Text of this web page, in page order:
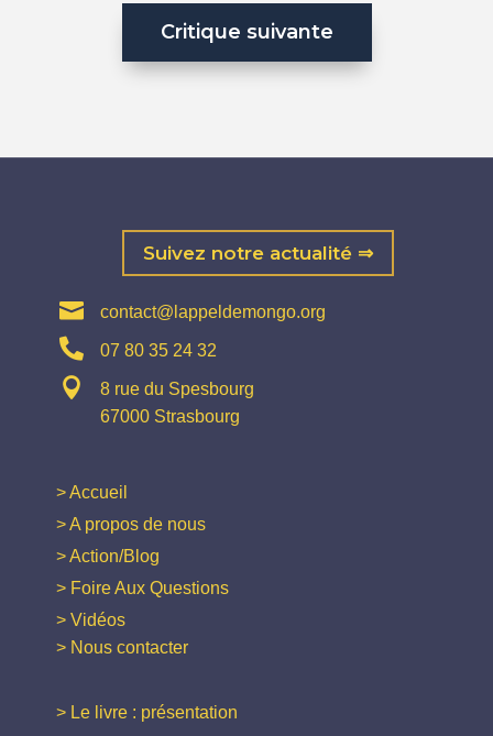
Critique suivante
Suivez notre actualité ⇒
 contact@lappeldemongo.org
 07 80 35 24 32

8 rue du Spesbourg
67000 Strasbourg
> Accueil
> A propos de nous
> Action/Blog
> Foire Aux Questions
> Vidéos
> Nous contacter
> Le livre : présentation